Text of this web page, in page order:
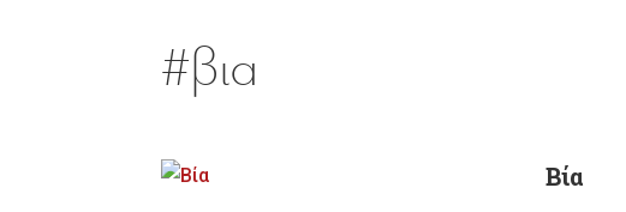
#βια
Βία